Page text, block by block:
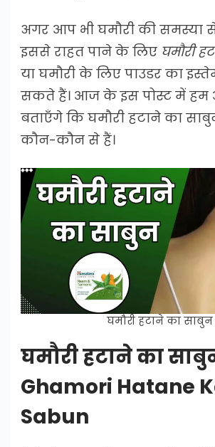
अगर आप भी घमौरी की समस्या
इससे राहत पाने के लिए घमौरी
या घमौरी के लिए पाउडर का
सकते हैं। आज के इस पोस्ट में
बताएँगे कि घमौरी हटाने का
कौन-कौन से हैं।
घमौरी हटाने का साबुन
घमौरी हटाने का
Ghamori Hatane
Sabun